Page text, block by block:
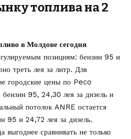
топлива на 2
в Молдове сегодня
позициям: бензин 95 и
треть лея за литр. Для
городские цены по Peco
95, 24,30 лея за дизель и
потолок ANRE остается
95 и 24,72 лея за дизель.
выгоднее сравнивать не только